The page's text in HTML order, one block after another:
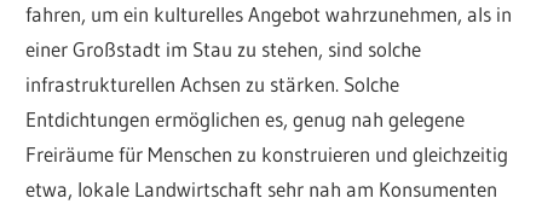
fahren, um ein kulturelles Angebot wahrzunehmen, als in
einer Großstadt im Stau zu stehen, sind solche
infrastrukturellen Achsen zu stärken. Solche
Entdichtungen ermöglichen es, genug nah gelegene
Freiräume für Menschen zu konstruieren und gleichzeitig
etwa, lokale Landwirtschaft sehr nah am Konsumenten